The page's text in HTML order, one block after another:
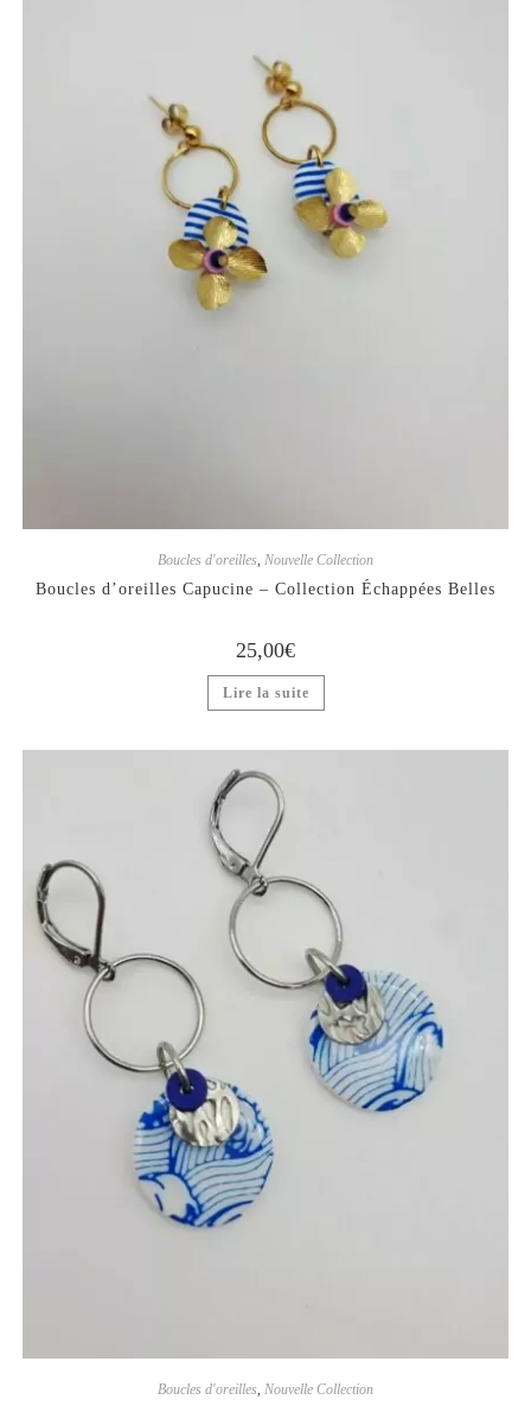
Boucles d'oreilles, Nouvelle Collection
Boucles d’oreilles Capucine – Collection Échappées Belles
25,00€
Lire la suite
Boucles d'oreilles, Nouvelle Collection